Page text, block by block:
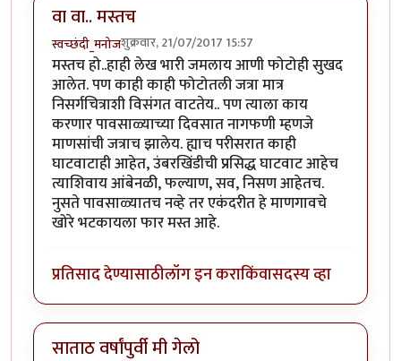
वा वा.. मस्तच
स्वच्छंदी_मनोजशुक्रवार, 21/07/2017 15:57
मस्तच हो..हाही लेख भारी जमलाय आणी फोटोही सुखद
आलेत. पण काही काही फोटोतली जत्रा मात्र
निसर्गचित्राशी विसंगत वाटतेय.. पण त्याला काय
करणार पावसाळ्याच्या दिवसात नागफणी म्हणजे
माणसांची जत्राच झालेय. ह्याच परीसरात काही
घाटवाटाही आहेत, उंबरखिंडीची प्रसिद्ध घाटवाट आहेच
त्याशिवाय आंबेनळी, फल्याण, सव, निसण आहेतच.
नुसते पावसाळ्यातच नव्हे तर एकंदरीत हे माणगावचे
खोरे भटकायला फार मस्त आहे.
प्रतिसाद देण्यासाठीलॉग इन कराकिंवासदस्य व्हा
साताठ वर्षांपुर्वी मी गेलो